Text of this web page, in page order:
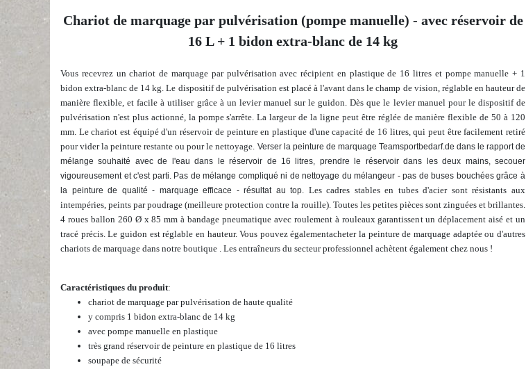
Chariot de marquage par pulvérisation (pompe manuelle) - avec réservoir de
16 L + 1 bidon extra-blanc de 14 kg
Vous recevrez un chariot de marquage par pulvérisation avec récipient en plastique de 16 litres et pompe manuelle + 1
bidon extra-blanc de 14 kg. Le dispositif de pulvérisation est placé à l'avant dans le champ de vision, réglable en hauteur de
manière flexible, et facile à utiliser grâce à un levier manuel sur le guidon. Dès que le levier manuel pour le dispositif de
pulvérisation n'est plus actionné, la pompe s'arrête. La largeur de la ligne peut être réglée de manière flexible de 50 à 120
mm. Le chariot est équipé d'un réservoir de peinture en plastique d'une capacité de 16 litres, qui peut être facilement retiré
pour vider la peinture restante ou pour le nettoyage. Verser la peinture de marquage Teamsportbedarf.de dans le rapport de
mélange souhaité avec de l'eau dans le réservoir de 16 litres, prendre le réservoir dans les deux mains, secouer
vigoureusement et c'est parti. Pas de mélange compliqué ni de nettoyage du mélangeur - pas de buses bouchées grâce à
la peinture de qualité - marquage efficace - résultat au top. Les cadres stables en tubes d'acier sont résistants aux
intempéries, peints par poudrage (meilleure protection contre la rouille). Toutes les petites pièces sont zinguées et brillantes.
4 roues ballon 260 Ø x 85 mm à bandage pneumatique avec roulement à rouleaux garantissent un déplacement aisé et un
tracé précis. Le guidon est réglable en hauteur.Vous pouvez égalementacheterla peinture de marquage adaptée ou d'autres
chariots de marquage dans notre boutique . Les entraîneurs du secteur professionnel achètent également chez nous !
Caractéristiques du produit:
chariot de marquage par pulvérisation de haute qualité
y compris 1 bidon extra-blanc de 14 kg
avec pompe manuelle en plastique
très grand réservoir de peinture en plastique de 16 litres
soupape de sécurité